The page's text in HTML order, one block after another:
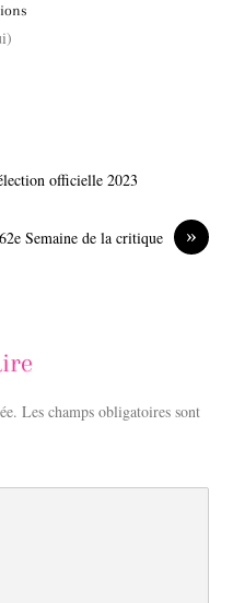
officielle 2023
»
62e Semaine de la critique
Les champs obligatoires sont